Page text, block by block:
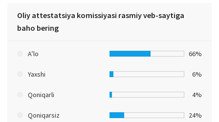
Oliy attestatsiya komissiyasi rasmiy veb-saytiga
baho bering
A’lo 66%
Yaxshi 6%
Qoniqarli 4%
Qoniqarsiz 24%